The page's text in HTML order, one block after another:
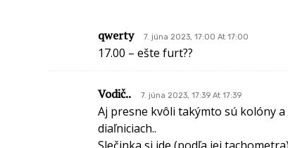
qwerty 7. júna 2023, 17:00 At 17:00
17.00 – ešte furt??
Vodič.. 7. júna 2023, 17:39 At 17:39
Aj presne kvôli takýmto sú kolóny
diaľniciach..